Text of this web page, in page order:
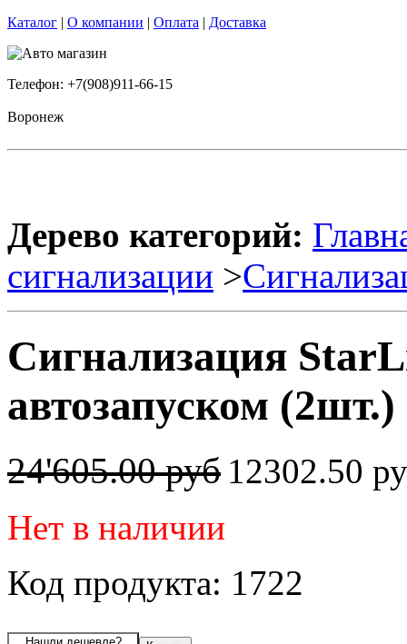
Каталог | О компании | Оплата | Доставка
Телефон: +7(908)911-66-15
Воронеж
Дерево категорий:
сигнализации >
Сигнализация
автозапуском (2шт.)
24'605.00 руб 12302.50
Нет в наличии
Код продукта: 1722